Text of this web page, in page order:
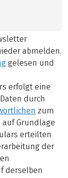
abmelden.
gelesen und
erfolgt eine
durch
zum
auf Grundlage
erteilten
der
derselben